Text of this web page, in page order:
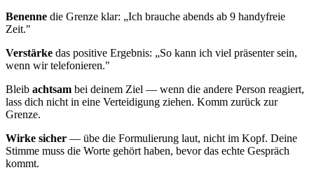
Benenne die Grenze klar: „Ich brauche abends ab 9 handyfreie
Zeit."
Verstärke das positive Ergebnis: „So kann ich viel präsenter sein,
wenn wir telefonieren."
Bleib achtsam bei deinem Ziel — wenn die andere Person reagiert,
lass dich nicht in eine Verteidigung ziehen. Komm zurück zur
Grenze.
Wirke sicher — übe die Formulierung laut, nicht im Kopf. Deine
Stimme muss die Worte gehört haben, bevor das echte Gespräch
kommt.